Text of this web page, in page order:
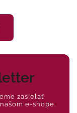
zasielať
e-shope.